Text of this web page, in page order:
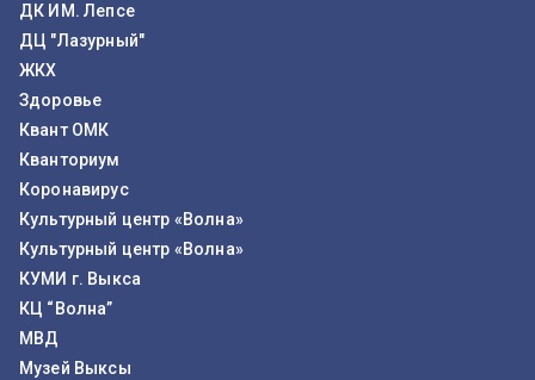
ДК ИМ. Лепсе
ДЦ "Лазурный"
ЖКХ
Здоровье
Квант ОМК
Кванториум
Коронавирус
Культурный центр «Волна»
Культурный центр «Волна»
КУМИ г. Выкса
КЦ “Волна”
МВД
Музей Выксы